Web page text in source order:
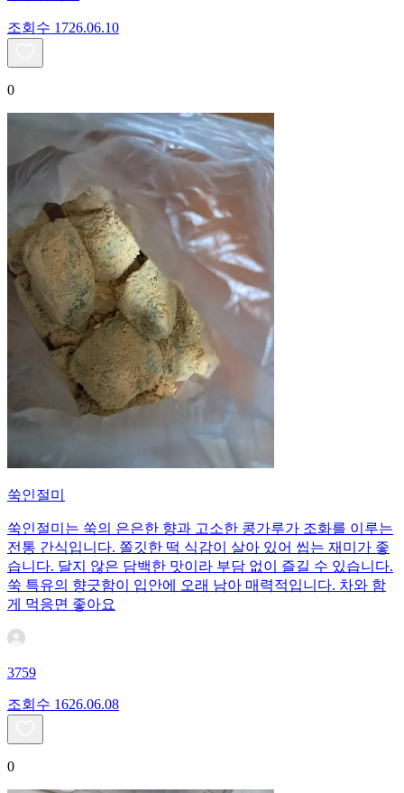
조회수 1726.06.10
0
쑥인절미
쑥인절미는 쑥의 은은한 향과 고소한 콩가루가 조화를 이루는
전통 간식입니다. 쫄깃한 떡 식감이 살아 있어 씹는 재미가 좋
습니다. 달지 않은 담백한 맛이라 부담 없이 즐길 수 있습니다.
쑥 특유의 향긋함이 입안에 오래 남아 매력적입니다. 차와 함
게 먹응면 좋아요
3759
조회수 1626.06.08
0